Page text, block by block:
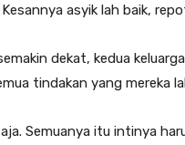
asyik lah baik,
dekat, kedua
tindakan yang mereka
Semuanya itu intinya